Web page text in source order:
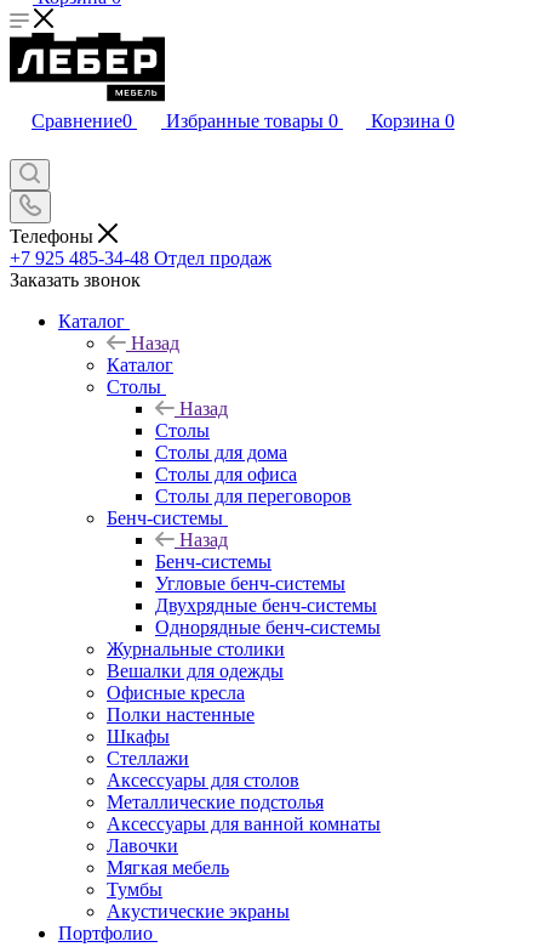
Сравнение0 Избранные товары 0 Корзина 0
Телефоны
+7 925 485-34-48 Отдел продаж
Заказать звонок
Каталог
Назад
Каталог
Столы
Назад
Столы
Столы для дома
Столы для офиса
Столы для переговоров
Бенч-системы
Назад
Бенч-системы
Угловые бенч-системы
Двухрядные бенч-системы
Однорядные бенч-системы
Журнальные столики
Вешалки для одежды
Офисные кресла
Полки настенные
Шкафы
Стеллажи
Аксессуары для столов
Металлические подстолья
Аксессуары для ванной комнаты
Лавочки
Мягкая мебель
Тумбы
Акустические экраны
Портфолио